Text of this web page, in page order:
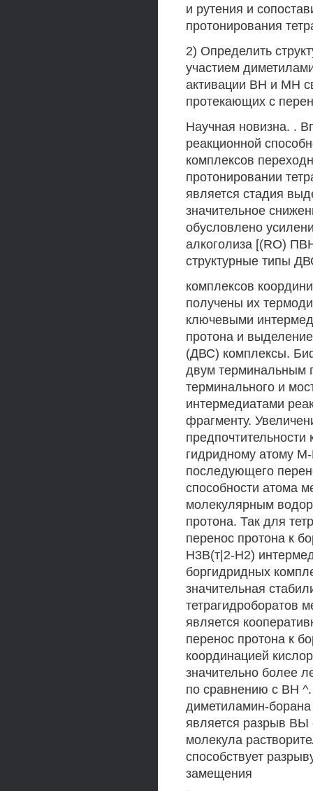
и рутения и
протонирования
2) Определить
участием
активации ВН и МН
протекающих с
Научная новизна. .
реакционной
комплексов
протонировании
является стадия
значительное
обусловлено
алкоголиза [(RO)
структурные типы
комплексов
получены их
ключевыми
протона и
(ДВС) комплексы.
двум терминальным
терминального и
интермедиатами
фрагменту.
гидридному атому
последующего
способности атома
молекулярным
протона. Так для
перенос протона к
Н3В(т|2-Н2)
боргидридных
значительная
тетрагидроборатов
является
перенос протона к
координацией
значительно более
по сравнению с ВН ^.
диметиламин-
является разрыв ВЫ
молекула
способствует
замещения